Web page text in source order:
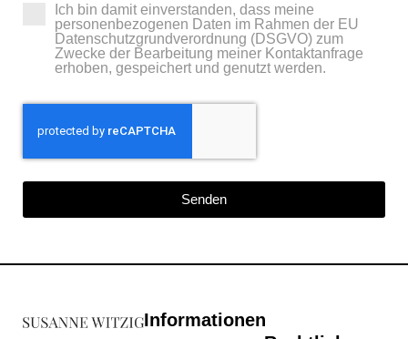
Ich bin damit einverstanden, dass meine
personenbezogenen Daten im Rahmen der EU
Datenschutzgrundverordnung (DSGVO) zum
Zwecke der Bearbeitung meiner Kontaktanfrage
erhoben, gespeichert und genutzt werden.
Senden
Informationen